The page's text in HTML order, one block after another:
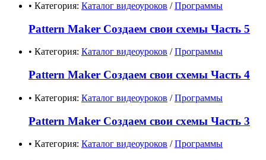
• Категория: Каталог видеоуроков /Программы
Pattern Maker Создаем свои схемы Часть 5
• Категория: Каталог видеоуроков /Программы
Pattern Maker Создаем свои схемы Часть 4
• Категория: Каталог видеоуроков /Программы
Pattern Maker Создаем свои схемы Часть 3
• Категория: Каталог видеоуроков /Программы